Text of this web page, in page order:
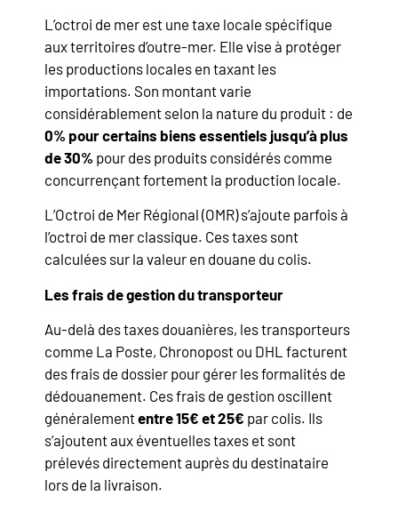
L’octroi de mer est une taxe locale spécifique
aux territoires d’outre-mer. Elle vise à protéger
les productions locales en taxant les
importations. Son montant varie
considérablement selon la nature du produit : de
0% pour certains biens essentiels jusqu’à plus
de 30% pour des produits considérés comme
concurrençant fortement la production locale.
L’Octroi de Mer Régional (OMR) s’ajoute parfois à
l’octroi de mer classique. Ces taxes sont
calculées sur la valeur en douane du colis.
Les frais de gestion du transporteur
Au-delà des taxes douanières, les transporteurs
comme La Poste, Chronopost ou DHL facturent
des frais de dossier pour gérer les formalités de
dédouanement. Ces frais de gestion oscillent
généralemententre 15€ et 25€ par colis. Ils
s’ajoutent aux éventuelles taxes et sont
prélevés directement auprès du destinataire
lors de la livraison.